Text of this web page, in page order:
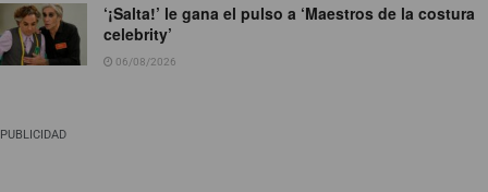
‘¡Salta!’ le gana el pulso a ‘Maestros de la costura
celebrity’
06/08/2026
PUBLICIDAD